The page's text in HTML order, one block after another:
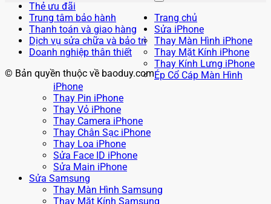
Thẻ ưu đãi
Trung tâm bảo hành
Thanh toán và giao hàng
Dịch vụ sửa chữa và bảo trì
Doanh nghiệp thân thiết
© Bản quyền thuộc về baoduy.com
Trang chủ
Sửa iPhone
Thay Màn Hình iPhone
Thay Mặt Kính iPhone
Thay Kính Lưng iPhone
Ép Cổ Cáp Màn Hình
iPhone
Thay Pin iPhone
Thay Vỏ iPhone
Thay Camera iPhone
Thay Chân Sạc iPhone
Thay Loa iPhone
Sửa Face ID iPhone
Sửa Main iPhone
Sửa Samsung
Thay Màn Hình Samsung
Thay Mặt Kính Samsung